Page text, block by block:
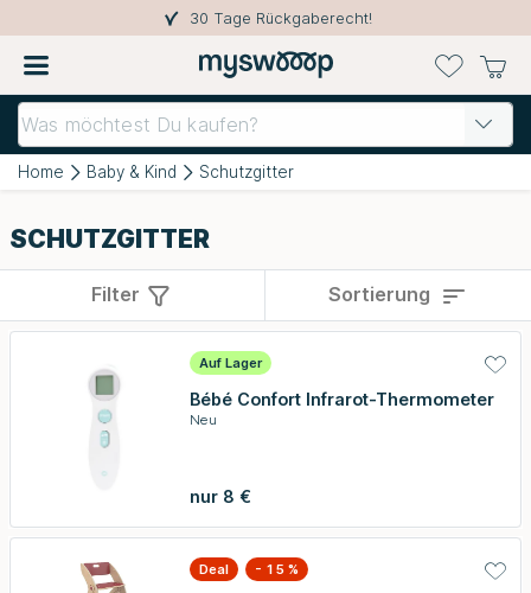
30 Tage Rückgaberecht!
Home Baby & Kind Schutzgitter
SCHUTZGITTER
Filter Sortierung
Auf Lager
Bébé Confort Infrarot-Thermometer
Neu
nur 8 €
Deal - 15 %